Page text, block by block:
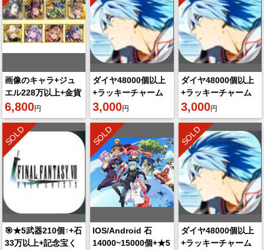
画像のキャラ+ジュ
エル228万以上+金貨
20000+チケット
4400
6,800円
ダイヤ48000個以上
+ラッキーチャーム
3~8枚
3,000円
ダイヤ48000個以上
+ラッキーチャーム
3~8枚
3,000円
SOLD
🎯★5武器210個↑+石
33万以上+記念宝く
SOLD
IOS/Android 石
14000~15000個+★5
SOLD
ダイヤ48000個以上
+ラッキーチャーム